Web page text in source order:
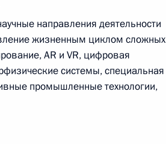
победы!»
19
направления деятельности
жизненным циклом сложных
AR и VR, цифровая
системы, специальная
промышленные технологии,